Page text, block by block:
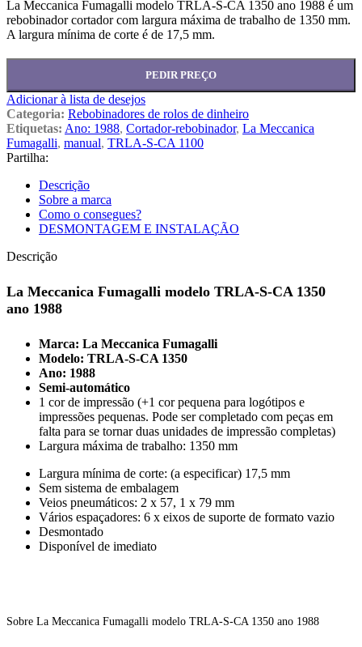
La Meccanica Fumagalli modelo TRLA-S-CA 1350 ano 1988 é um
rebobinador cortador com largura máxima de trabalho de 1350 mm.
A largura mínima de corte é de 17,5 mm.
PEDIR PREÇO
Adicionar à lista de desejos
Categoria: Rebobinadores de rolos de dinheiro
Etiquetas: Ano: 1988, Cortador-rebobinador, La Meccanica
Fumagalli, manual, TRLA-S-CA 1100
Partilha:
Descrição
Sobre a marca
Como o consegues?
DESMONTAGEM E INSTALAÇÃO
Descrição
La Meccanica Fumagalli modelo TRLA-S-CA 1350
ano 1988
Marca: La Meccanica Fumagalli
Modelo: TRLA-S-CA 1350
Ano: 1988
Semi-automático
1 cor de impressão (+1 cor pequena para logótipos e
impressões pequenas. Pode ser completado com peças em
falta para se tornar duas unidades de impressão completas)
Largura máxima de trabalho: 1350 mm
Largura mínima de corte: (a especificar) 17,5 mm
Sem sistema de embalagem
Veios pneumáticos: 2 x 57, 1 x 79 mm
Vários espaçadores: 6 x eixos de suporte de formato vazio
Desmontado
Disponível de imediato
Sobre La Meccanica Fumagalli modelo TRLA-S-CA 1350 ano 1988